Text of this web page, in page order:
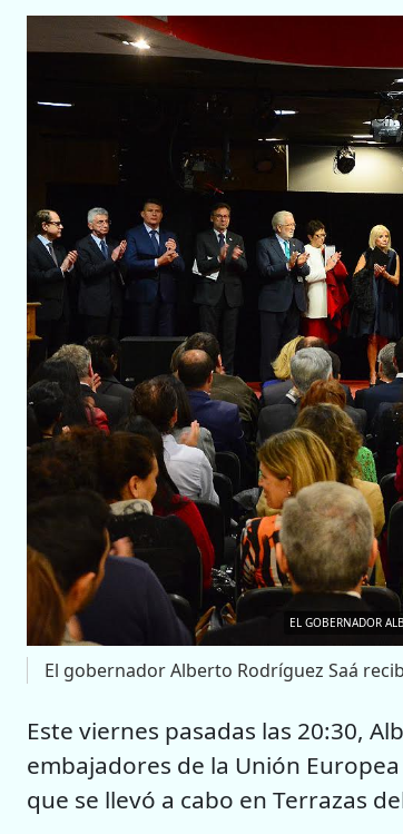
EL GOBERNADOR
El gobernador Alberto Rodríguez Saá
Este viernes pasadas las 20:30,
embajadores de la Unión
que se llevó a cabo en Terrazas